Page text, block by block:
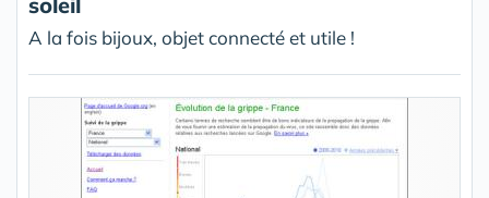
A la fois bijoux, objet connecté et utile !